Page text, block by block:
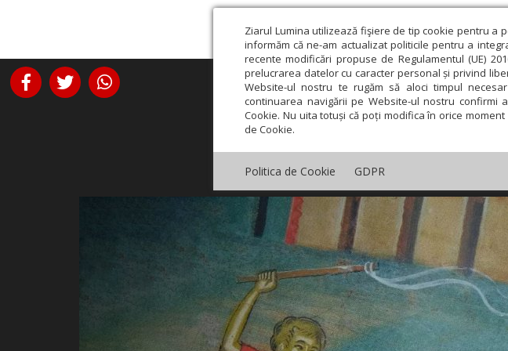
Ziarul Lumina utilizează fişiere de tip cookie pentru a
informăm că ne-am actualizat politicile pentru a
recente modificări propuse de Regulamentul (UE)
prelucrarea datelor cu caracter personal și privind
Website-ul nostru te rugăm să aloci timpul
continuarea navigării pe Website-ul nostru confirmi
Cookie. Nu uita totuși că poți modifica în orice
de Cookie.
Politica de Cookie GDPR